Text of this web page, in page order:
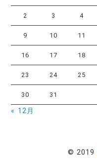
2 3 4
9 10 11
16 17 18
23 24 25
30 31
« 12月
© 2019